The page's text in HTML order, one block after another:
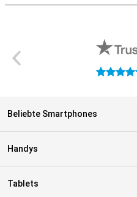
4.9 Sterne
Beliebte Smartphones
Handys
Tablets